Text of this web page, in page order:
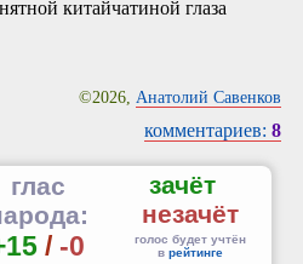
китайчатиной глаза
©2026, Анатолий Савенков
комментариев: 8
глас
/ -0
зачёт
незачёт
голос будет учтён
в рейтинге